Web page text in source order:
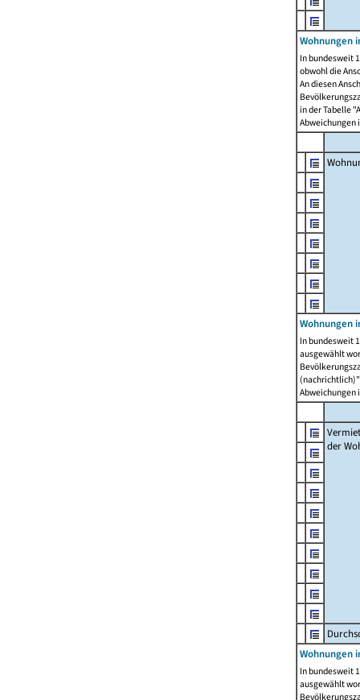
Wohnungen
In bundesweit
obwohl die
An diesen
in der Tabelle
Abweichungen
Wohnungen
In bundesweit
ausgewählt
Abweichungen
der
Wohnungen
In bundesweit
ausgewählt